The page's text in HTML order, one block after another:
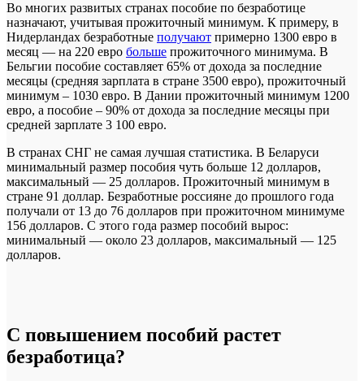
Во многих развитых странах пособие по безработице
назначают, учитывая прожиточный минимум. К примеру, в
Нидерландах безработные получают примерно 1300 евро в
месяц — на 220 евро больше прожиточного минимума. В
Бельгии пособие составляет 65% от дохода за последние
месяцы (средняя зарплата в стране 3500 евро), прожиточный
минимум – 1030 евро. В Дании прожиточный минимум 1200
евро, а пособие – 90% от дохода за последние месяцы при
средней зарплате 3 100 евро.
В странах СНГ не самая лучшая статистика. В Беларуси
минимальный размер пособия чуть больше 12 долларов,
максимальный — 25 долларов. Прожиточный минимум в
стране 91 доллар. Безработные россияне до прошлого года
получали от 13 до 76 долларов при прожиточном минимуме
156 долларов. С этого года размер пособий вырос:
минимальный — около 23 долларов, максимальный — 125
долларов.
С повышением пособий растет
безработица?